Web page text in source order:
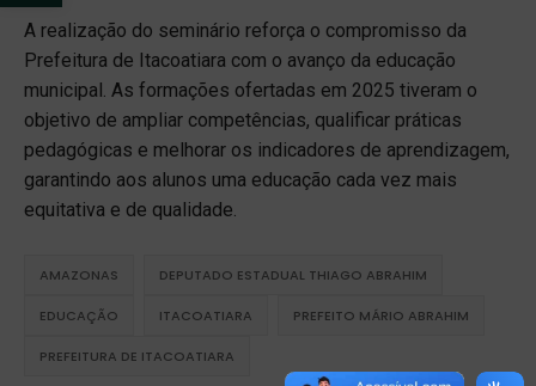
A realização do seminário reforça o compromisso da
Prefeitura de Itacoatiara com o avanço da educação
municipal. As formações ofertadas em 2025 tiveram o
objetivo de ampliar competências, qualificar práticas
pedagógicas e melhorar os indicadores de aprendizagem,
garantindo aos alunos uma educação cada vez mais
equitativa e de qualidade.
AMAZONAS DEPUTADO ESTADUAL THIAGO ABRAHIM
EDUCAÇÃO ITACOATIARA PREFEITO MÁRIO ABRAHIM
PREFEITURA DE ITACOATIARA